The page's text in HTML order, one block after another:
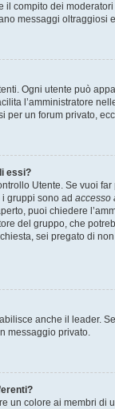
compito dei
messaggi oltraggiosi
Ogni utente può
l’amministratore
per un forum privato,
essi?
Utente. Se vuoi
gruppi sono ad accesso
puoi chiedere
del gruppo, che
sei pregato di
anche il leader.
messaggio privato.
un colore ai membri di